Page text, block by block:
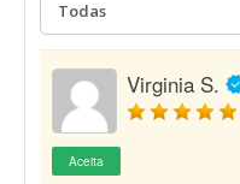
Virginia S.
Aceita